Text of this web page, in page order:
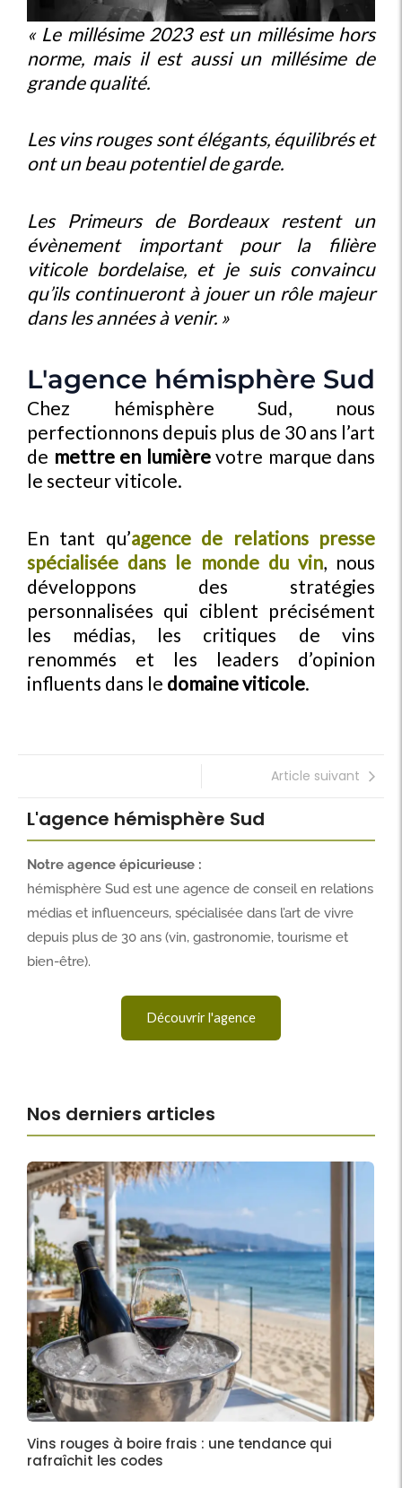
« Le millésime 2023 est un millésime hors
norme, mais il est aussi un millésime de
grande qualité.
Les vins rouges sont élégants, équilibrés et
ont un beau potentiel de garde.
Les Primeurs de Bordeaux restent un
évènement important pour la filière
viticole bordelaise, et je suis convaincu
qu’ils continueront à jouer un rôle majeur
dans les années à venir. »
L'agence hémisphère Sud
Chez hémisphère Sud, nous
perfectionnons depuis plus de 30 ans l’art
de mettre en lumière votre marque dans
le secteur viticole.
En tant qu’agence de relations presse
spécialisée dans le monde du vin, nous
développons des stratégies
personnalisées qui ciblent précisément
les médias, les critiques de vins
renommés et les leaders d’opinion
influents dans le domaine viticole.
Article suivant
L'agence hémisphère Sud
Notre agence épicurieuse :
hémisphère Sud est une agence de conseil en relations
médias et influenceurs, spécialisée dans l’art de vivre
depuis plus de 30 ans (vin, gastronomie, tourisme et
bien-être).
Découvrir l'agence
Nos derniers articles
Vins rouges à boire frais : une tendance qui
rafraîchit les codes